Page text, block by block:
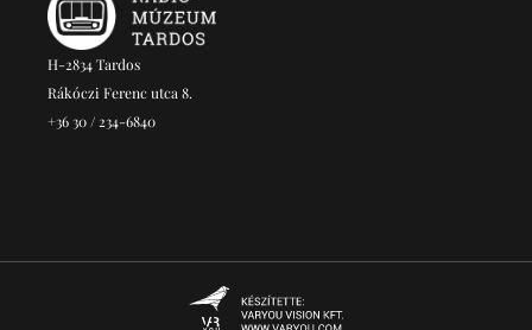
H-2834 Tardos
Rákóczi Ferenc utca 8.
+36 30 / 234-6840